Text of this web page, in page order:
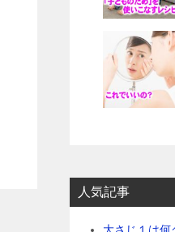
人気記事